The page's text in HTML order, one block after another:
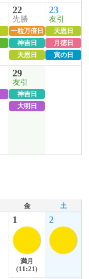
22
先勝
一粒万倍日
神吉日
天恩日
23
友引
天恩日
月徳日
寅の日
29
友引
神吉日
大明日
金 土
1
満月
(11:21)
2